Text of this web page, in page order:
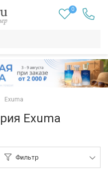
0
Exuma
Exuma
Фильтр